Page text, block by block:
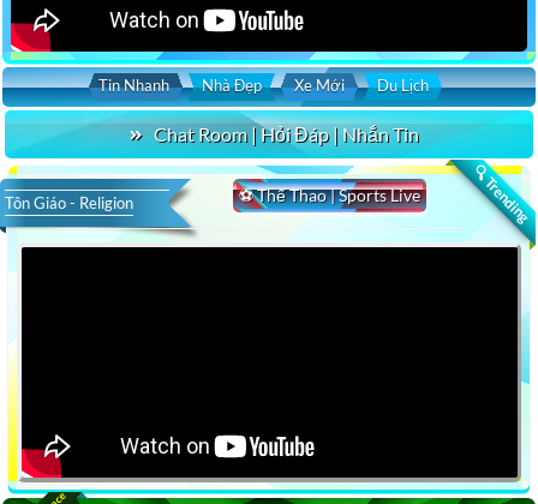
Tin Nhanh Nhà Đẹp Xe Mới Du Lịch
Chat Room | Hỏi Đáp | Nhắn Tin
🔍 Trending
⚽ Thể Thao | Sports Live
Tôn Giáo - Religion